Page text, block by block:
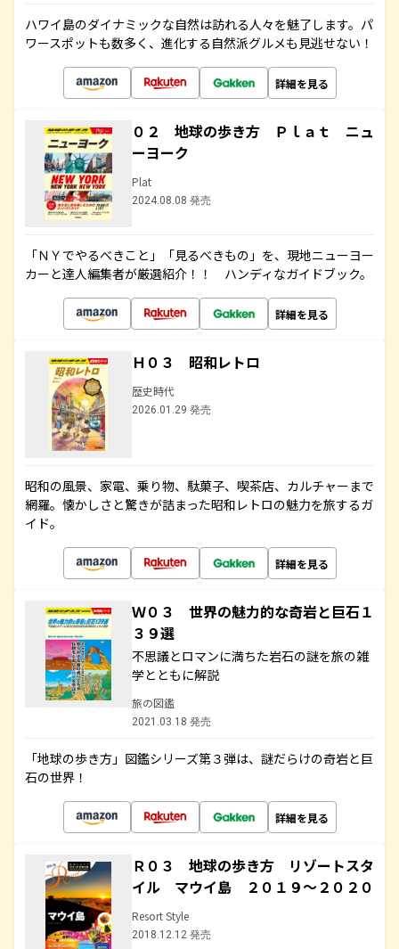
ハワイ島のダイナミックな自然は訪れる人々を魅了します。パ
ワースポットも数多く、進化する自然派グルメも見逃せない！
詳細を見る
０２ 地球の歩き方 Ｐｌａｔ ニュ
ーヨーク
Plat
2024.08.08 発売
「ＮＹでやるべきこと」「見るべきもの」を、現地ニューヨー
カーと達人編集者が厳選紹介！！ ハンディなガイドブック。
詳細を見る
Ｈ０３ 昭和レトロ
歴史時代
2026.01.29 発売
昭和の風景、家電、乗り物、駄菓子、喫茶店、カルチャーまで
網羅。懐かしさと驚きが詰まった昭和レトロの魅力を旅するガ
イド。
詳細を見る
Ｗ０３ 世界の魅力的な奇岩と巨石１
３９選
不思議とロマンに満ちた岩石の謎を旅の雑
学とともに解説
旅の図鑑
2021.03.18 発売
「地球の歩き方」図鑑シリーズ第３弾は、謎だらけの奇岩と巨
石の世界！
詳細を見る
Ｒ０３ 地球の歩き方 リゾートスタ
イル マウイ島 ２０１９～２０２０
Resort Style
2018.12.12 発売